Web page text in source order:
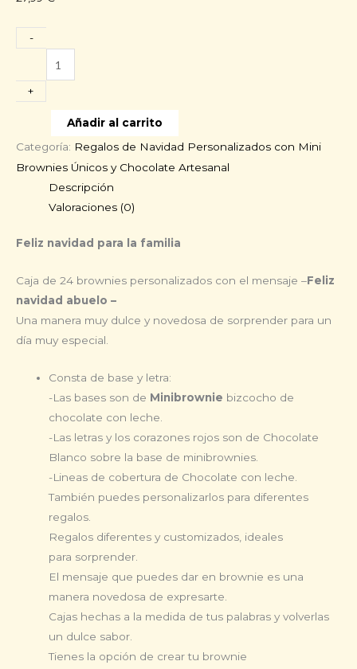
-
navidad
para
cantidad
+
Añadir al carrito
Categoría: Regalos de Navidad Personalizados con Mini
Brownies Únicos y Chocolate Artesanal
Descripción
Valoraciones (0)
Feliz navidad para la familia
Caja de 24 brownies personalizados con el mensaje –Feliz
navidad abuelo –
Una manera muy dulce y novedosa de sorprender para un
día muy especial.
Consta de base y letra:
-Las bases son de Minibrownie bizcocho de
chocolate con leche.
-Las letras y los corazones rojos son de Chocolate
Blanco sobre la base de minibrownies.
-Lineas de cobertura de Chocolate con leche.
También puedes personalizarlos para diferentes
regalos.
Regalos diferentes y customizados, ideales
para sorprender.
El mensaje que puedes dar en brownie es una
manera novedosa de expresarte.
Cajas hechas a la medida de tus palabras y volverlas
un dulce sabor.
Tienes la opción de crear tu brownie